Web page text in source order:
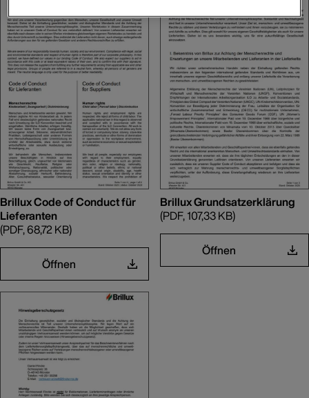
Brillux Code of Conduct für
Lieferanten
(PDF, 68,72 KB)
Öffnen
Brillux Grundsatzerklärung
(PDF, 107,33 KB)
Öffnen